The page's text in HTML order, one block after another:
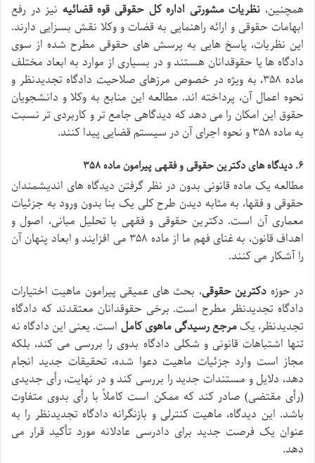
همچنین، نظریات مشورتی اداره کل حقوقی قوه قضائیه نیز در رفع
ابهامات حقوقی و ارائه راهنمایی به قضات و وکلا نقش بسزایی دارند.
این نظریات، پاسخ هایی به پرسش های حقوقی مطرح شده از سوی
دادگاه ها یا حقوقدانان هستند و در بسیاری از موارد به ابعاد مختلف
ماده ۳۵۸، به ویژه در خصوص مرزهای صلاحیت دادگاه تجدیدنظر و
نحوه اعمال آن، پرداخته اند. مطالعه این منابع به وکلا و دانشجویان
حقوق این امکان را می دهد که دیدگاهی جامع تر و کاربردی تر نسبت
به ماده ۳۵۸ و نحوه اجرای آن در سیستم قضایی پیدا کنند.
۶. دیدگاه های دکترین حقوقی و فقهی پیرامون ماده ۳۵۸
مطالعه یک ماده قانونی بدون در نظر گرفتن دیدگاه های اندیشمندان
حقوقی و فقها، به مثابه دیدن طرح کلی یک بنا بدون ورود به جزئیات
معماری آن است. دکترین حقوقی و فقهی با تحلیل مبانی، اصول و
اهداف قانون، به غنای فهم ما از ماده ۳۵۸ می افزایند و ابعاد پنهان آن
را آشکار می کنند.
در حوزه دکترین حقوقی، بحث های عمیقی پیرامون ماهیت اختیارات
دادگاه تجدیدنظر مطرح است. برخی حقوقدانان معتقدند که دادگاه
تجدیدنظر، یکمرجع رسیدگی ماهوی کامل است. یعنی این دادگاه نه
تنها اشتباهات قانونی و شکلی دادگاه بدوی را بررسی می کند، بلکه
مجاز است وارد جزئیات ماهیت دعوا شده، تحقیقات جدید انجام
دهد، دلایل و مستندات جدید را بررسی کند و در نهایت، رأی جدیدی
(رأی مقتضی) صادر کند که ممکن است کاملاً با رأی بدوی متفاوت
باشد. این دیدگاه، ماهیت کنترلی و بازنگرانه دادگاه تجدیدنظر را به
عنوان یک فرصت جدید برای دادرسی عادلانه مورد تأکید قرار می
دهد.